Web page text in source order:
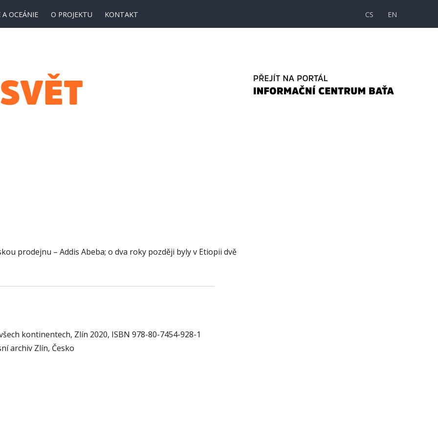
A OCEÁNIE O PROJEKTU KONTAKT CS EN
prodejnu – Addis Abeba; o dva roky později byly v Etiopii dvě
kontinentech, Zlín 2020, ISBN 978-80-7454-928-1
archiv Zlín, Česko